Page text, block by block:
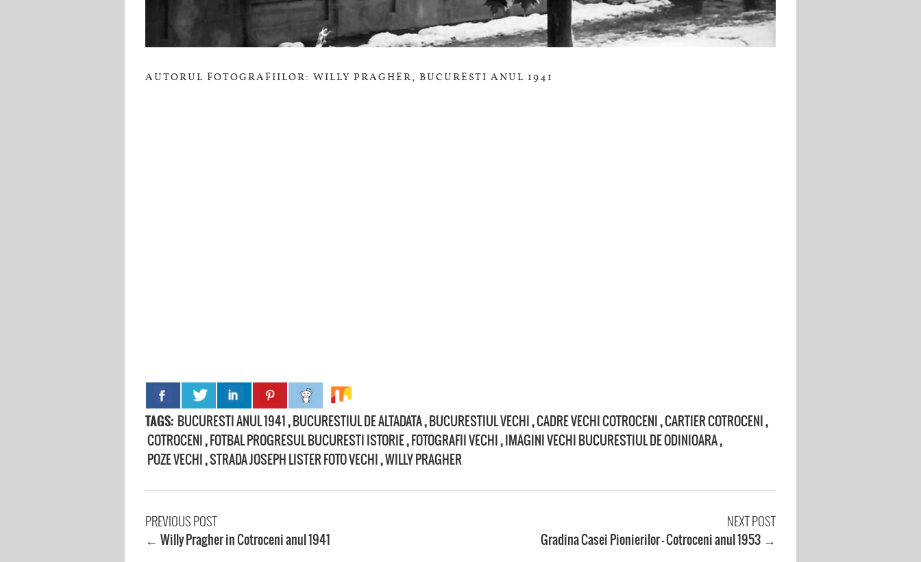
AUTORUL FOTOGRAFIILOR: WILLY PRAGHER, BUCURESTI ANUL 1941
TAGS: BUCURESTI ANUL 1941,BUCURESTIUL DE ALTADATA,BUCURESTIUL VECHI,CADRE VECHI COTROCENI,CARTIER COTROCENI,
COTROCENI,FOTBAL PROGRESUL BUCURESTI ISTORIE,FOTOGRAFII VECHI,IMAGINI VECHI BUCURESTIUL DE ODINIOARA,
POZE VECHI,STRADA JOSEPH LISTER FOTO VECHI,WILLY PRAGHER
PREVIOUS POST
← Willy Pragher in Cotroceni anul 1941
NEXT POST
Gradina Casei Pionierilor – Cotroceni anul 1953 →